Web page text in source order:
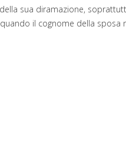
sua diramazione,
il cognome della sposa